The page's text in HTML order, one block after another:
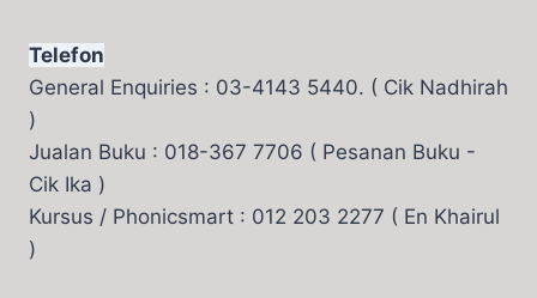
Telefon
General Enquiries : 03-4143 5440. ( Cik Nadhirah
)
Jualan Buku : 018-367 7706 ( Pesanan Buku -
Cik Ika )
Kursus / Phonicsmart : 012 203 2277 ( En Khairul
)